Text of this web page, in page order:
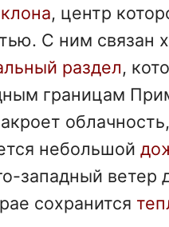
, центр
С ним
раздел,
границам
небольшой
западный ветер
сохранится